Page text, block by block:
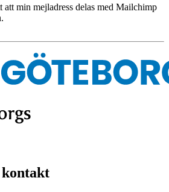
att min mejladress delas med Mailchimp
kontakt